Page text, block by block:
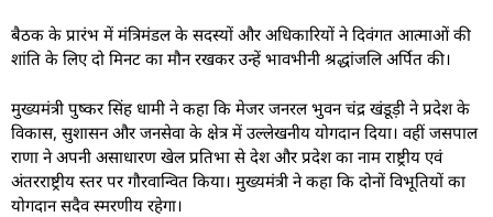
बैठक के प्रारंभ में मंत्रिमंडल के सदस्यों और अधिकारियों ने दिवंगत आत्माओं की
शांति के लिए दो मिनट का मौन रखकर उन्हें भावभीनी श्रद्धांजलि अर्पित की।
मुख्यमंत्री पुष्कर सिंह धामी ने कहा कि मेजर जनरल भुवन चंद्र खंडूड़ी ने प्रदेश के
विकास, सुशासन और जनसेवा के क्षेत्र में उल्लेखनीय योगदान दिया। वहीं जसपाल
राणा ने अपनी असाधारण खेल प्रतिभा से देश और प्रदेश का नाम राष्ट्रीय एवं
अंतरराष्ट्रीय स्तर पर गौरवान्वित किया। मुख्यमंत्री ने कहा कि दोनों विभूतियों का
योगदान सदैव स्मरणीय रहेगा।